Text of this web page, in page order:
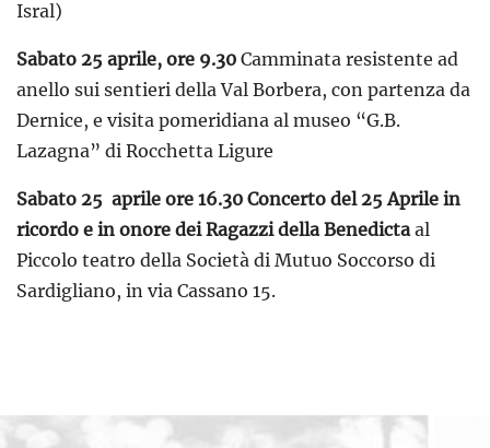
Isral)
Sabato 25 aprile, ore 9.30 Camminata resistente ad
anello sui sentieri della Val Borbera, con partenza da
Dernice, e visita pomeridiana al museo “G.B.
Lazagna” di Rocchetta Ligure
Sabato 25 aprile ore 16.30 Concerto del 25 Aprile in
ricordo e in onore dei Ragazzi della Benedictaal
Piccolo teatro della Società di Mutuo Soccorso di
Sardigliano, in via Cassano 15.